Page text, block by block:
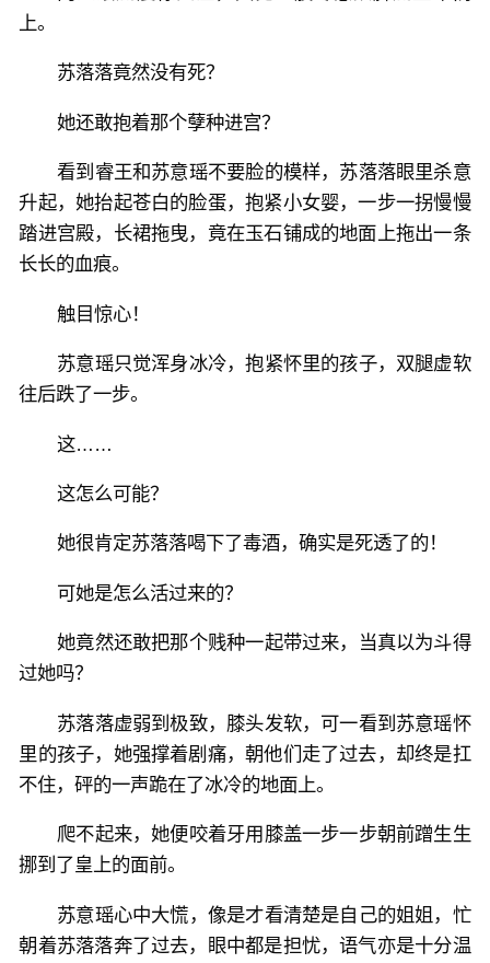
上。
苏落落竟然没有死？
她还敢抱着那个孽种进宫？
看到睿王和苏意瑶不要脸的模样，苏落落眼里杀意
升起，她抬起苍白的脸蛋，抱紧小女婴，一步一拐慢慢
踏进宫殿，长裙拖曳，竟在玉石铺成的地面上拖出一条
长长的血痕。
触目惊心！
苏意瑶只觉浑身冰冷，抱紧怀里的孩子，双腿虚软
往后跌了一步。
这……
这怎么可能？
她很肯定苏落落喝下了毒酒，确实是死透了的！
可她是怎么活过来的？
她竟然还敢把那个贱种一起带过来，当真以为斗得
过她吗？
苏落落虚弱到极致，膝头发软，可一看到苏意瑶怀
里的孩子，她强撑着剧痛，朝他们走了过去，却终是扛
不住，砰的一声跪在了冰冷的地面上。
爬不起来，她便咬着牙用膝盖一步一步朝前蹭生生
挪到了皇上的面前。
苏意瑶心中大慌，像是才看清楚是自己的姐姐，忙
朝着苏落落奔了过去，眼中都是担忧，语气亦是十分温